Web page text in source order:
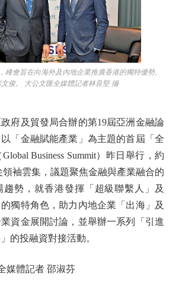
峰會旨在向海外及內地企業推廣香港的獨特優勢。
文俊。 大公文匯全媒體記者林良堅 攝
及貿發局合辦的第19屆亞洲金融論
「金融賦能產業」為主題的首屆「全
Business Summit）昨日舉行，約
領袖雲集，議題聚焦金融與產業融合的
趨勢，就香港發揮「超級聯繫人」及
的獨特角色，助力內地企業「出海」及
資金展開討論，並舉辦一系列「引進
的投融資對接活動。
體記者 邵淑芬